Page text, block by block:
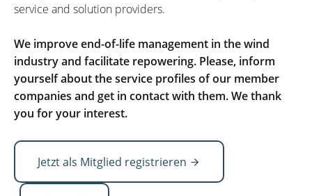
service and solution providers.
We improve end-of-life management in the wind
industry and facilitate repowering. Please, inform
yourself about the service profiles of our member
companies and get in contact with them. We thank
you for your interest.
Jetzt als Mitglied registrieren